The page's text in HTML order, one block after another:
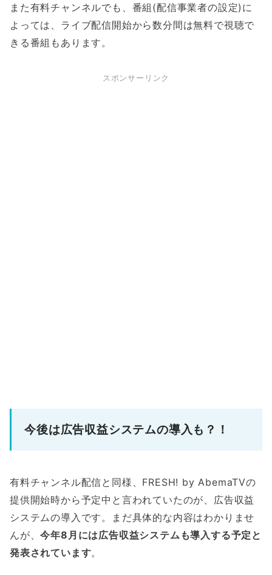
また有料チャンネルでも、番組(配信事業者の設定)に
よっては、ライブ配信開始から数分間は無料で視聴で
きる番組もあります。
スポンサーリンク
今後は広告収益システムの導入も？！
有料チャンネル配信と同様、FRESH! by AbemaTVの
提供開始時から予定中と言われていたのが、広告収益
システムの導入です。まだ具体的な内容はわかりませ
んが、今年8月には広告収益システムも導入する予定と
発表されています。